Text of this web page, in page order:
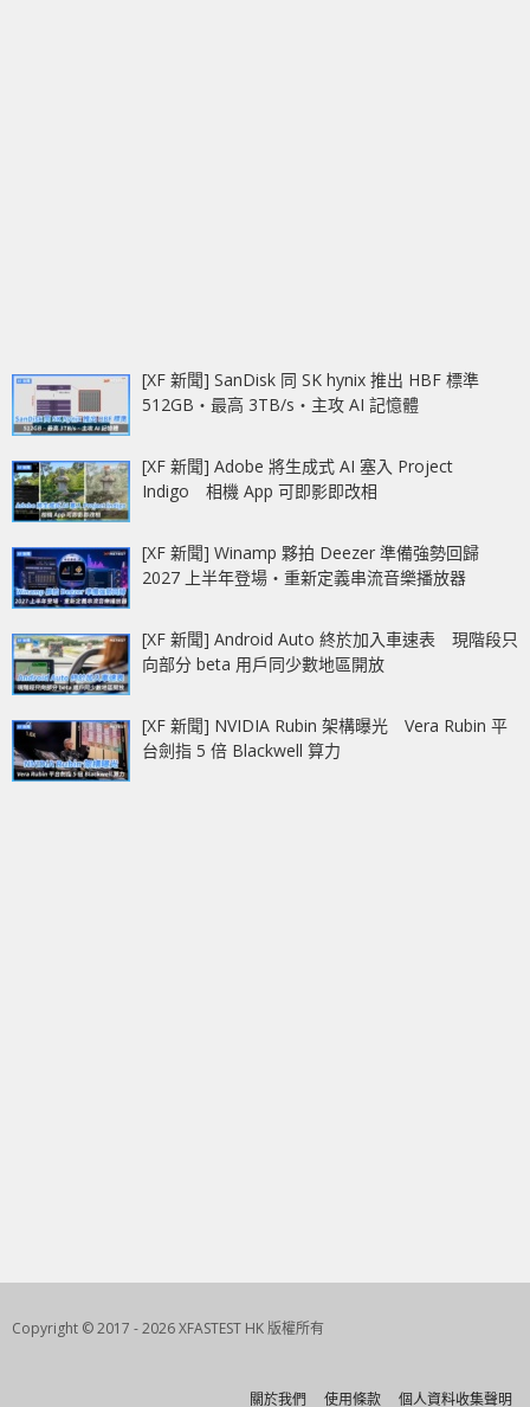
[XF 新聞] SanDisk 同 SK hynix 推出 HBF 標準
512GB‧最高 3TB/s‧主攻 AI 記憶體
[XF 新聞] Adobe 將生成式 AI 塞入 Project
Indigo 相機 App 可即影即改相
[XF 新聞] Winamp 夥拍 Deezer 準備強勢回歸
2027 上半年登場‧重新定義串流音樂播放器
[XF 新聞] Android Auto 終於加入車速表 現階段只
向部分 beta 用戶同少數地區開放
[XF 新聞] NVIDIA Rubin 架構曝光 Vera Rubin 平
台劍指 5 倍 Blackwell 算力
Copyright © 2017 - 2026 XFASTEST HK 版權所有
關於我們 使用條款 個人資料收集聲明